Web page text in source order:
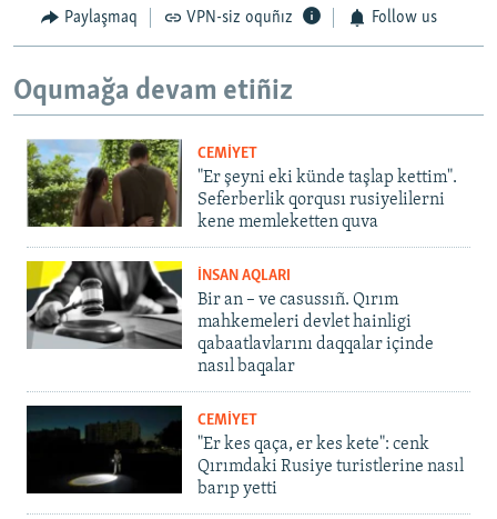
Paylaşmaq VPN-siz oquñız Follow us
Oqumağa devam etiñiz
CEMİYET
"Er şeyni eki künde taşlap kettim".
Seferberlik qorqusı rusiyelilerni
kene memleketten quva
İNSAN AQLARI
Bir an – ve casussıñ. Qırım
mahkemeleri devlet hainligi
qabaatlavlarını daqqalar içinde
nasıl baqalar
CEMİYET
"Er kes qaça, er kes kete": cenk
Qırımdaki Rusiye turistlerine nasıl
barıp yetti